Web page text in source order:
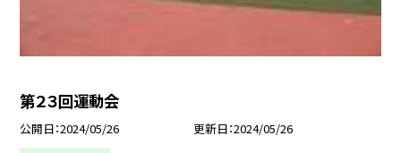
第２３回運動会
公開日 2024/05/26 更新日 2024/05/26